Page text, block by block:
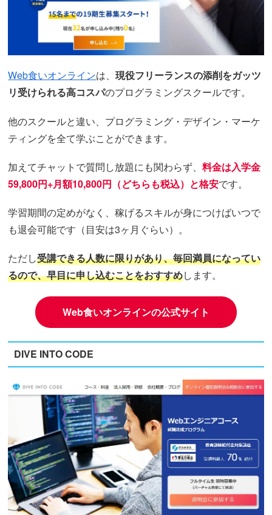
Web食いオンラインは、現役フリーランスの添削をガッツ
リ受けられる高コスパのプログラミングスクールです。
他のスクールと違い、プログラミング・デザイン・マーケ
ティングを全て学ぶことができます。
加えてチャットで質問し放題にも関わらず、料金は入学金
59,800円+月額10,800円（どちらも税込）と格安です。
学習期間の定めがなく、稼げるスキルが身につけばいつで
も退会可能です（目安は3ヶ月ぐらい）。
ただし受講できる人数に限りがあり、毎回満員になってい
るので、早目に申し込むことをおすすめします。
Web食いオンラインの公式サイト
DIVE INTO CODE